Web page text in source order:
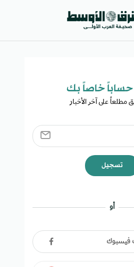
خاصاً بك​
على آخر الأخبار
تسجيل
أو
فيسبوك